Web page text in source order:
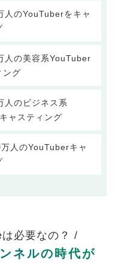
人のYouTuberをキャ
人の美容系YouTuber
ング
人のビジネス系
ャスティング
人のYouTuberキャ
必要なの？ /
ネルの時代が